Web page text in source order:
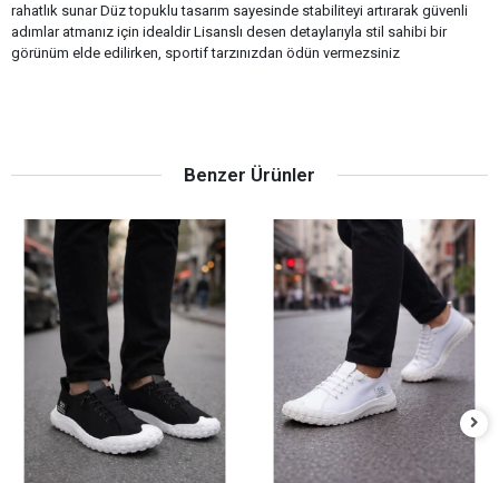
rahatlık sunar Düz topuklu tasarım sayesinde stabiliteyi artırarak güvenli
adımlar atmanız için idealdir Lisanslı desen detaylarıyla stil sahibi bir
görünüm elde edilirken, sportif tarzınızdan ödün vermezsiniz
Benzer Ürünler